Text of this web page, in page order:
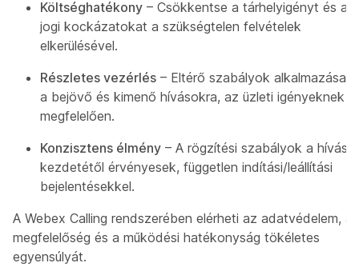
Költséghatékony – Csökkentse a tárhelyigényt és a
jogi kockázatokat a szükségtelen felvételek
elkerülésével.
Részletes vezérlés – Eltérő szabályok alkalmazása
a bejövő és kimenő hívásokra, az üzleti igényeknek
megfelelően.
Konzisztens élmény – A rögzítési szabályok a hívás
kezdetétől érvényesek, független indítási/leállítási
bejelentésekkel.
A Webex Calling rendszerében elérheti az adatvédelem, a
megfelelőség és a működési hatékonyság tökéletes
egyensúlyát.